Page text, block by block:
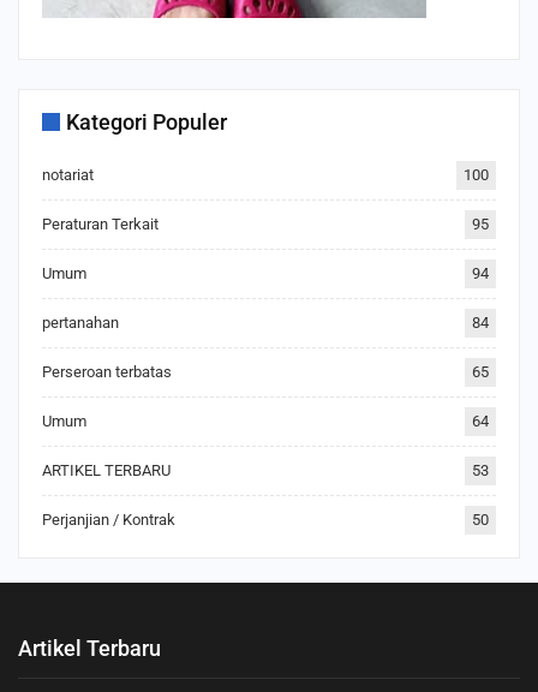
Kategori Populer
notariat 100
Peraturan Terkait 95
Umum 94
pertanahan 84
Perseroan terbatas 65
Umum 64
ARTIKEL TERBARU 53
Perjanjian / Kontrak 50
Artikel Terbaru